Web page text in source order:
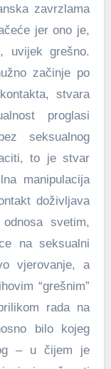
zavrzlama
jer ono je,
uvijek grešno.
začinje po
stvara
proglasi
seksualnog
to je stvar
manipulacija
doživljava
svetim,
na seksualni
vjerovanje, a
“grešnim”
rada na
bilo kojeg
– u čijem je